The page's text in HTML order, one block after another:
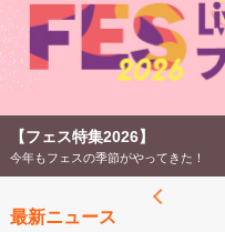
【フェス特集2026】
今年もフェスの季節がやってきた！
最新ニュース